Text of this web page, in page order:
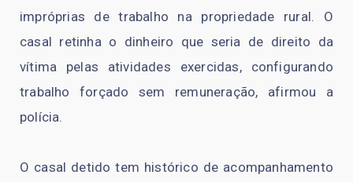
impróprias de trabalho na propriedade rural. O
casal retinha o dinheiro que seria de direito da
vítima pelas atividades exercidas, configurando
trabalho forçado sem remuneração, afirmou a
polícia.
O casal detido tem histórico de acompanhamento